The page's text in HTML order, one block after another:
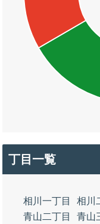
丁目一覧
相川一丁目 相川
青山二丁目
青山